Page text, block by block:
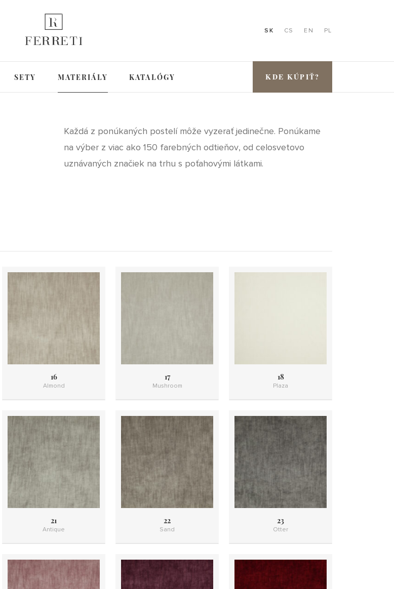
SK CS EN PL
SETY MATERIÁLY KATALÓGY KDE KÚPIŤ?
Každá z ponúkaných postelí môže vyzerať jedinečne. Ponúkame
na výber z viac ako 150 farebných odtieňov, od celosvetovo
uznávaných značiek na trhu s poťahovými látkami.
16
Almond
17
Mushroom
18
Plaza
21
Antique
22
Sand
23
Otter